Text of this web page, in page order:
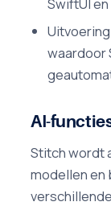
waardoor
AI-
Stitch wordt
modellen en